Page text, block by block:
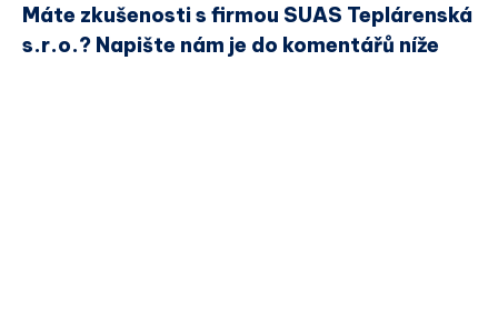
Máte zkušenosti s firmou SUAS Teplárenská
s.r.o.? Napište nám je do komentářů níže